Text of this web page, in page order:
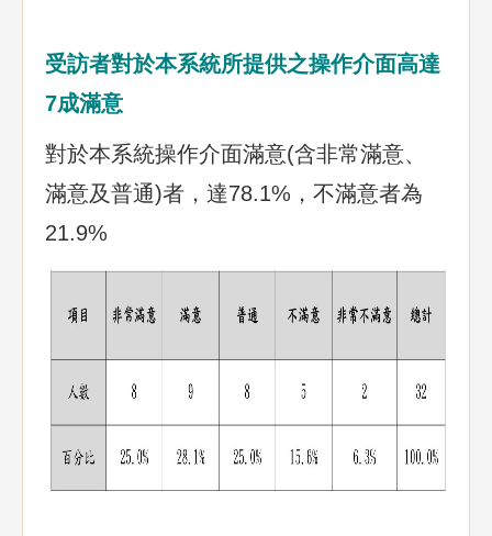
受訪者對於本系統所提供之操作介面高達
7成滿意
對於本系統操作介面滿意(含非常滿意、
滿意及普通)者，達78.1%，不滿意者為
21.9%